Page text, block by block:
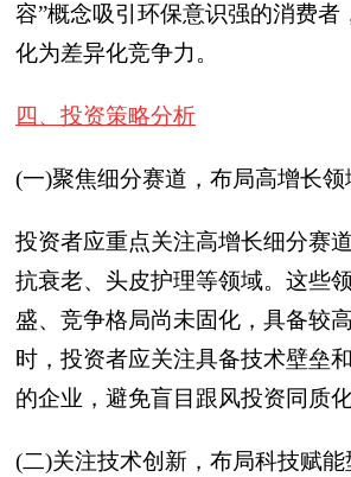
容”概念吸引环保意识强的消费者
化为差异化竞争力。
四、投资策略分析
(一)聚焦细分赛道，布局高增长领
投资者应重点关注高增长细分赛
抗衰老、头皮护理等领域。这些
盛、竞争格局尚未固化，具备较
时，投资者应关注具备技术壁垒
的企业，避免盲目跟风投资同质化
(二)关注技术创新，布局科技赋能